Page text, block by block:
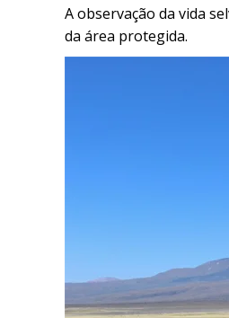
A observação da vida
da área protegida.